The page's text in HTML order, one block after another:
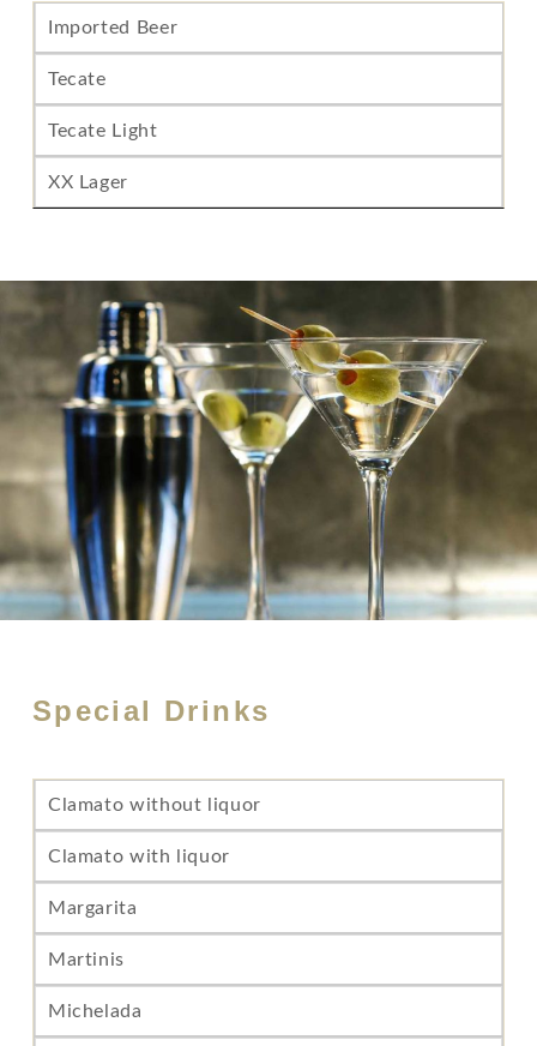
Imported Beer
Tecate
Tecate Light
XX Lager
Special Drinks
Clamato without liquor
Clamato with liquor
Margarita
Martinis
Michelada